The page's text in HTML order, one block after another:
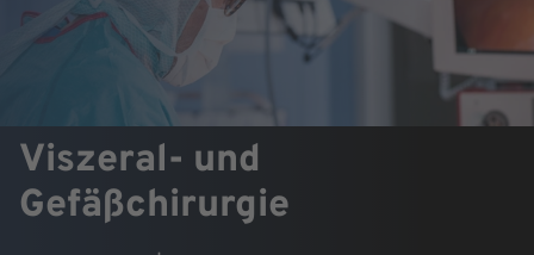
Viszeral- und
Gefäßchirurgie